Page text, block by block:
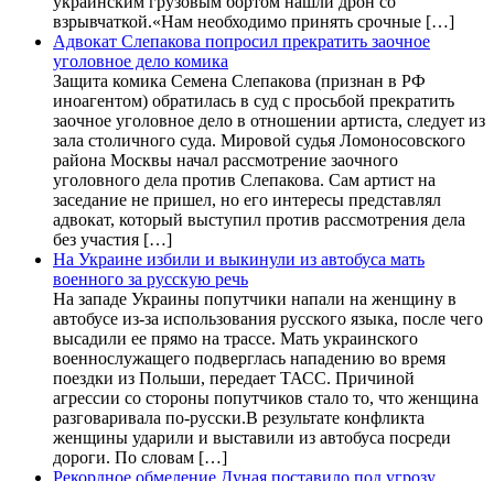
взрывчаткой.«Нам необходимо принять срочные […]
Адвокат Слепакова попросил прекратить заочное
уголовное дело комика
Защита комика Семена Слепакова (признан в РФ
иноагентом) обратилась в суд с просьбой прекратить
заочное уголовное дело в отношении артиста, следует из
зала столичного суда. Мировой судья Ломоносовского
района Москвы начал рассмотрение заочного
уголовного дела против Слепакова. Сам артист на
заседание не пришел, но его интересы представлял
адвокат, который выступил против рассмотрения дела
без участия […]
На Украине избили и выкинули из автобуса мать
военного за русскую речь
На западе Украины попутчики напали на женщину в
автобусе из-за использования русского языка, после чего
высадили ее прямо на трассе. Мать украинского
военнослужащего подверглась нападению во время
поездки из Польши, передает ТАСС. Причиной
агрессии со стороны попутчиков стало то, что женщина
разговаривала по-русски.В результате конфликта
женщины ударили и выставили из автобуса посреди
дороги. По словам […]
Рекордное обмеление Дуная поставило под угрозу